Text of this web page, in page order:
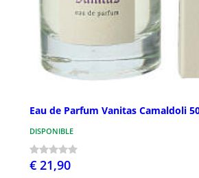
Eau de Parfum Vanitas Camaldoli
DISPONIBLE
€ 21,90